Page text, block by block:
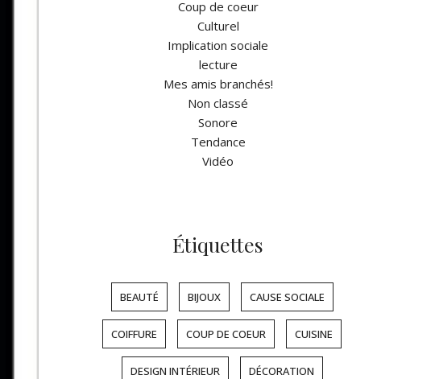
Coup de coeur
Culturel
Implication sociale
lecture
Mes amis branchés!
Non classé
Sonore
Tendance
Vidéo
Étiquettes
BEAUTÉ BIJOUX CAUSE SOCIALE
COIFFURE COUP DE COEUR CUISINE
DESIGN INTÉRIEUR DÉCORATION